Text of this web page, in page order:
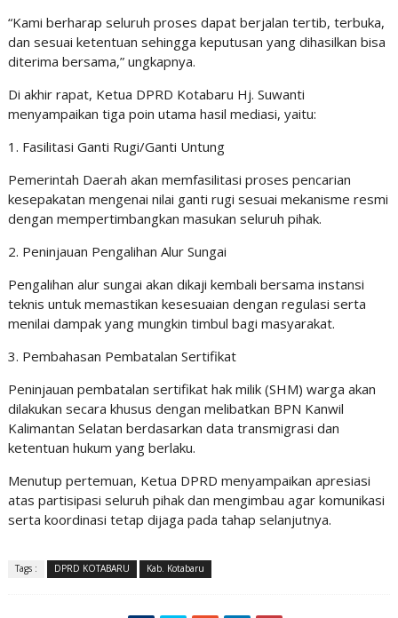
“Kami berharap seluruh proses dapat berjalan tertib, terbuka,
dan sesuai ketentuan sehingga keputusan yang dihasilkan bisa
diterima bersama,” ungkapnya.
Di akhir rapat, Ketua DPRD Kotabaru Hj. Suwanti
menyampaikan tiga poin utama hasil mediasi, yaitu:
1. Fasilitasi Ganti Rugi/Ganti Untung
Pemerintah Daerah akan memfasilitasi proses pencarian
kesepakatan mengenai nilai ganti rugi sesuai mekanisme resmi
dengan mempertimbangkan masukan seluruh pihak.
2. Peninjauan Pengalihan Alur Sungai
Pengalihan alur sungai akan dikaji kembali bersama instansi
teknis untuk memastikan kesesuaian dengan regulasi serta
menilai dampak yang mungkin timbul bagi masyarakat.
3. Pembahasan Pembatalan Sertifikat
Peninjauan pembatalan sertifikat hak milik (SHM) warga akan
dilakukan secara khusus dengan melibatkan BPN Kanwil
Kalimantan Selatan berdasarkan data transmigrasi dan
ketentuan hukum yang berlaku.
Menutup pertemuan, Ketua DPRD menyampaikan apresiasi
atas partisipasi seluruh pihak dan mengimbau agar komunikasi
serta koordinasi tetap dijaga pada tahap selanjutnya.
Tags : DPRD KOTABARU Kab. Kotabaru